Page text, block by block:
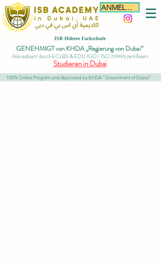
ANMELDEN
ISB Höhere Fachschule
GENEHMIGT von KHDA „Regierung von Dubai“
Akkreditiert durch ECLBS & EDU IGO / ISO 29995 zertifiziert
Studieren in Dubai
100% Online Program and Approved by KHDA "Government of Dubai"